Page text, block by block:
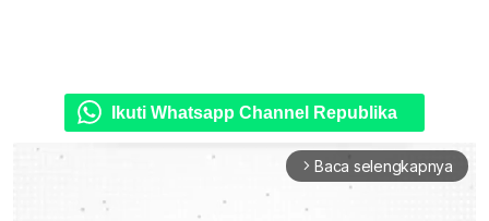
Ikuti Whatsapp Channel Republika
arrow_forward_ios Baca selengkapnya